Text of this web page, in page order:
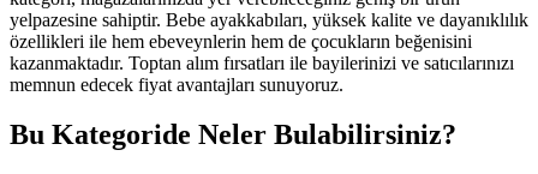
yelpazesine sahiptir. Bebe ayakkabıları, yüksek kalite ve dayanıklılık
özellikleri ile hem ebeveynlerin hem de çocukların beğenisini
kazanmaktadır. Toptan alım fırsatları ile bayilerinizi ve satıcılarınızı
memnun edecek fiyat avantajları sunuyoruz.
Bu Kategoride Neler Bulabilirsiniz?